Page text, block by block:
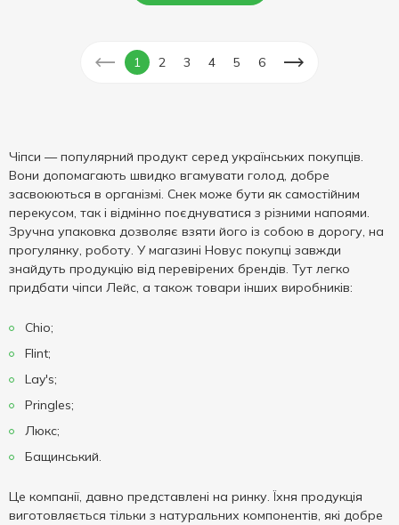
1 2 3 4 5 6
Чіпси — популярний продукт серед українських покупців.
Вони допомагають швидко вгамувати голод, добре
засвоюються в організмі. Снек може бути як самостійним
перекусом, так і відмінно поєднуватися з різними напоями.
Зручна упаковка дозволяє взяти його із собою в дорогу, на
прогулянку, роботу. У магазині Новус покупці завжди
знайдуть продукцію від перевірених брендів. Тут легко
придбати чіпси Лейс, а також товари інших виробників:
Chio;
Flint;
Lay's;
Pringles;
Люкс;
Бащинський.
Це компанії, давно представлені на ринку. Їхня продукція
виготовляється тільки з натуральних компонентів, які добре